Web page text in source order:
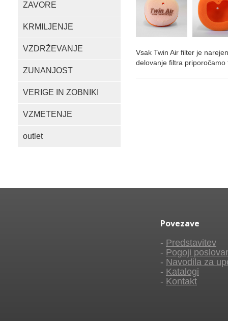
ZAVORE
KRMILJENJE
VZDRŽEVANJE
ZUNANJOST
VERIGE IN ZOBNIKI
VZMETENJE
outlet
Vsak Twin Air filter je
delovanje filtra priporočamo
Povezave
- Predstavitev
- Pogoji
- Navodila za
- Katalogi
- Kontakt